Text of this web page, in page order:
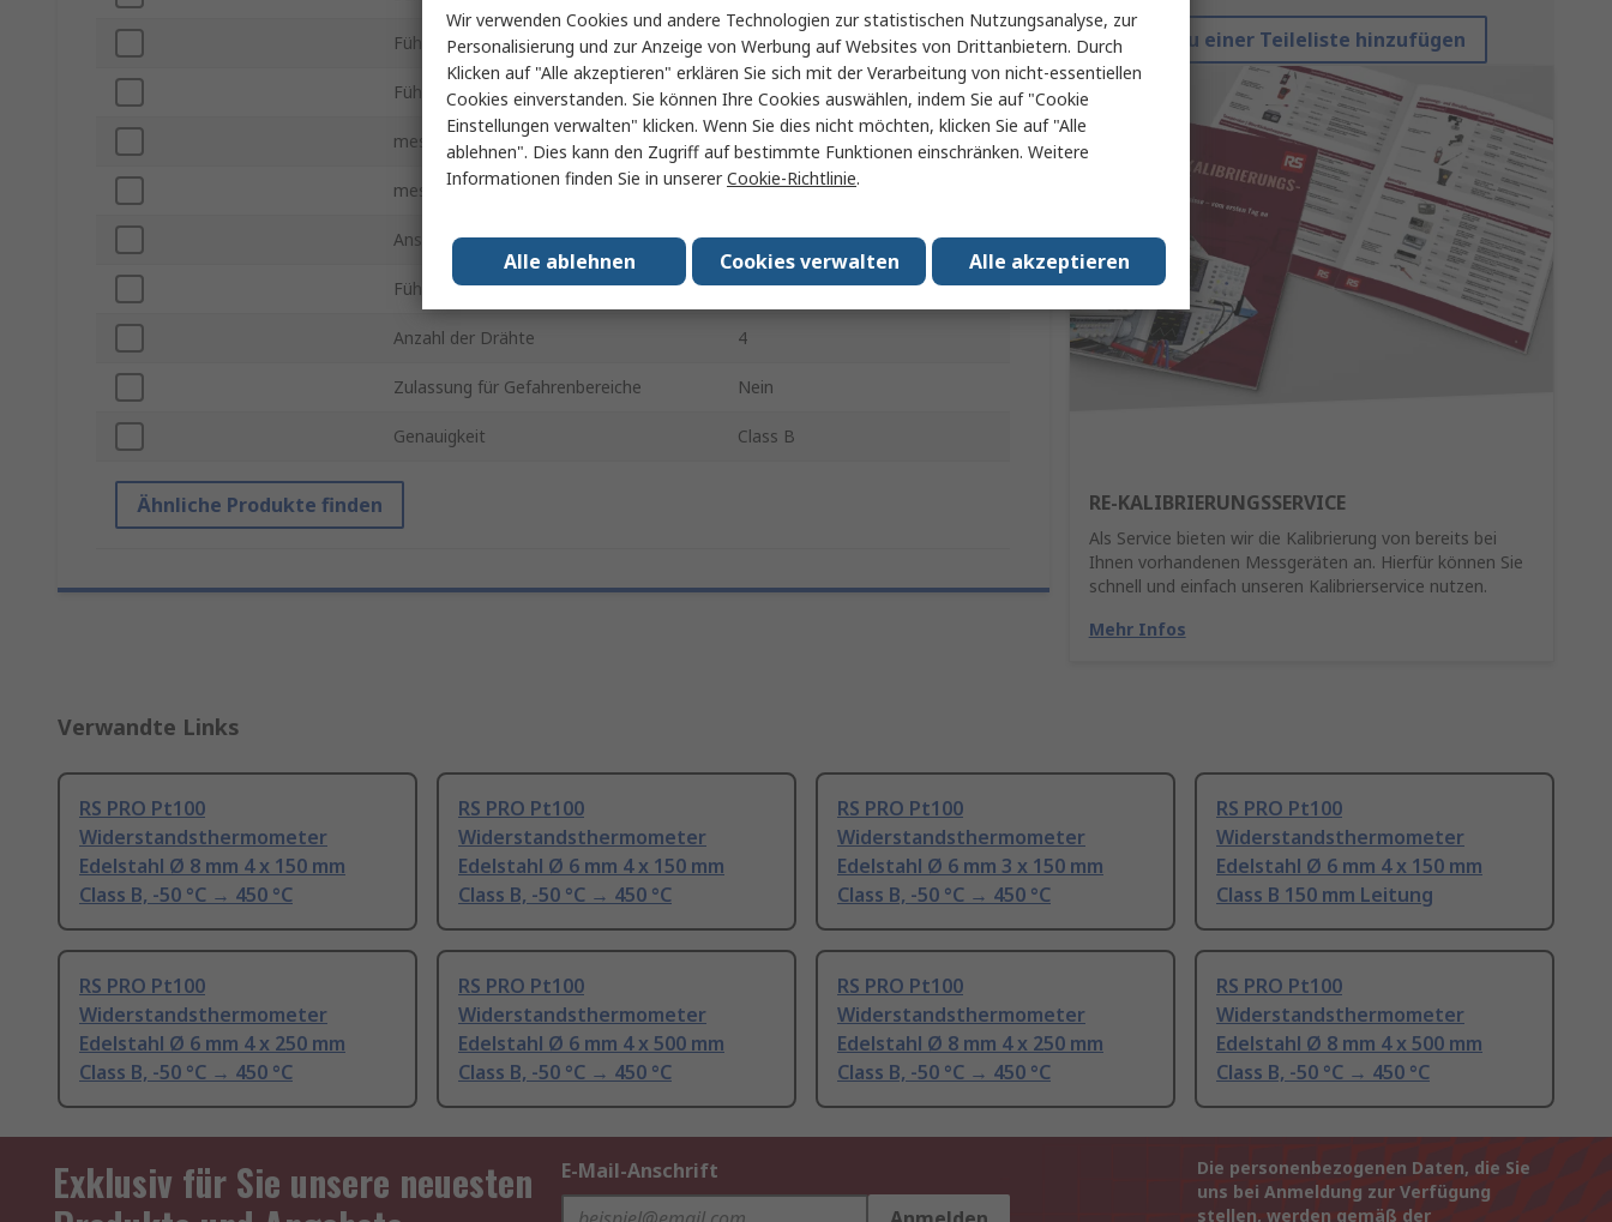
Zu einer Teileliste hinzufügen
RE-KALIBRIERUNGSSERVICE
Als Service bieten wir die Kalibrierung von bereits bei
Ihnen vorhandenen Messgeräten an. Hierfür können Sie
schnell und einfach unseren Kalibrierservice nutzen.
Mehr Infos
Fühlerlänge 150mm
Fühlerdurchmesser 6mm
messbare Temperatur min. -50°C
messbare Temperatur max. 450°C
Anschlusstyp Sonde
Fühlermaterial Edelstahl
Anzahl der Drähte 4
Zulassung für Gefahrenbereiche Nein
Genauigkeit Class B
Ähnliche Produkte finden
Verwandte Links
RS PRO Pt100
Widerstandsthermometer
Edelstahl Ø 8 mm 4 x 150 mm
Class B, -50 °C → 450 °C
RS PRO Pt100
Widerstandsthermometer
Edelstahl Ø 6 mm 4 x 150 mm
Class B, -50 °C → 450 °C
RS PRO Pt100
Widerstandsthermometer
Edelstahl Ø 6 mm 3 x 150 mm
Class B, -50 °C → 450 °C
RS PRO Pt100
Widerstandsthermometer
Edelstahl Ø 6 mm 4 x 150 mm
Class B 150 mm Leitung
RS PRO Pt100
Widerstandsthermometer
Edelstahl Ø 6 mm 4 x 250 mm
Class B, -50 °C → 450 °C
RS PRO Pt100
Widerstandsthermometer
Edelstahl Ø 6 mm 4 x 500 mm
Class B, -50 °C → 450 °C
RS PRO Pt100
Widerstandsthermometer
Edelstahl Ø 8 mm 4 x 250 mm
Class B, -50 °C → 450 °C
RS PRO Pt100
Widerstandsthermometer
Edelstahl Ø 8 mm 4 x 500 mm
Class B, -50 °C → 450 °C
Exklusiv für Sie unsere neuesten
E-Mail-Anschrift
Die personenbezogenen Daten, die Sie
uns bei Anmeldung zur Verfügung
stellen, werden gemäß der
Wir verwenden Cookies und andere Technologien zur statistischen Nutzungsanalyse, zur
Personalisierung und zur Anzeige von Werbung auf Websites von Drittanbietern. Durch
Klicken auf "Alle akzeptieren" erklären Sie sich mit der Verarbeitung von nicht-essentiellen
Cookies einverstanden. Sie können Ihre Cookies auswählen, indem Sie auf "Cookie
Einstellungen verwalten" klicken. Wenn Sie dies nicht möchten, klicken Sie auf "Alle
ablehnen". Dies kann den Zugriff auf bestimmte Funktionen einschränken. Weitere
Informationen finden Sie in unsererCookie-Richtlinie.
Alle akzeptieren
Cookies verwalten
Alle ablehnen